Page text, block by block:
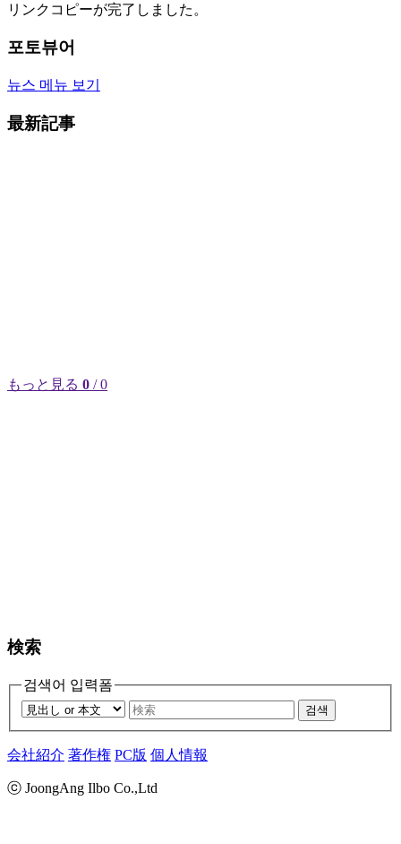
リンクコピーが完了しました。
포토뷰어
뉴스 메뉴 보기
最新記事
もっと見る 0 / 0
検索
검색어 입력폼
검색
会社紹介 著作権 PC版 個人情報
ⓒ JoongAng Ilbo Co.,Ltd